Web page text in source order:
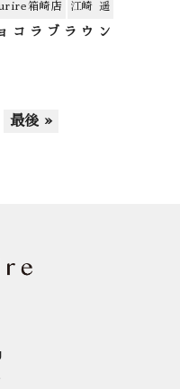
箱崎店
江崎 遥
コラブラウン
最後 »